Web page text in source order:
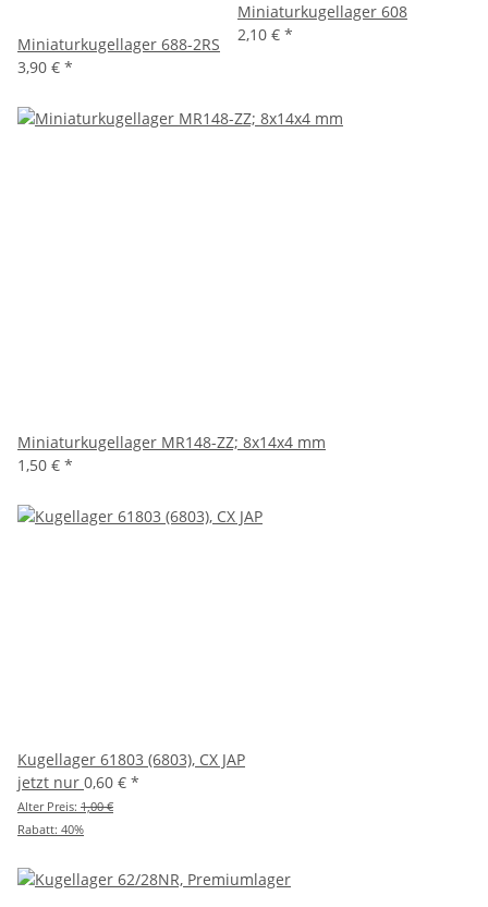
Miniaturkugellager 688-2RS
3,90 € *
Miniaturkugellager 608
2,10 € *
Miniaturkugellager MR148-ZZ; 8x14x4 mm
1,50 € *
Kugellager 61803 (6803), CX JAP
jetzt nur 0,60 € *
Alter Preis: 1,00 €
Rabatt: 40%